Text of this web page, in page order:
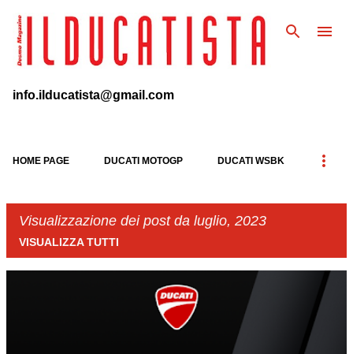
Passa ai contenuti principali
info.ilducatista@gmail.com
HOME PAGE DUCATI MOTOGP DUCATI WSBK
Visualizzazione dei post da luglio, 2023
VISUALIZZA TUTTI